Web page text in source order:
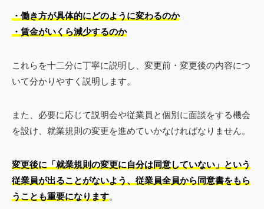
・働き方が具体的にどのように変わるのか
・賃金がいくら減少するのか
これらを十二分に丁寧に説明し、変更前・変更後の内容につ
いて分かりやすく説明します。
また、必要に応じて説明会や従業員と個別に面談をする機会
を設け、就業規則の変更を進めていかなければなりません。
変更後に「就業規則の変更に自分は同意していない」という
従業員が出ることがないよう、従業員全員から同意書をもら
うことも重要になります。